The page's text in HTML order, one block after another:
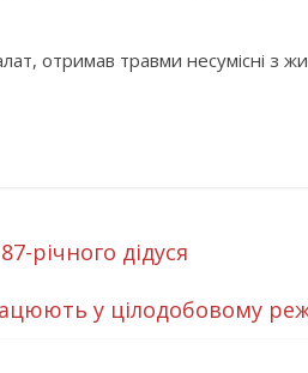
отримав травми несумісні з
річного дідуся
у цілодобовому